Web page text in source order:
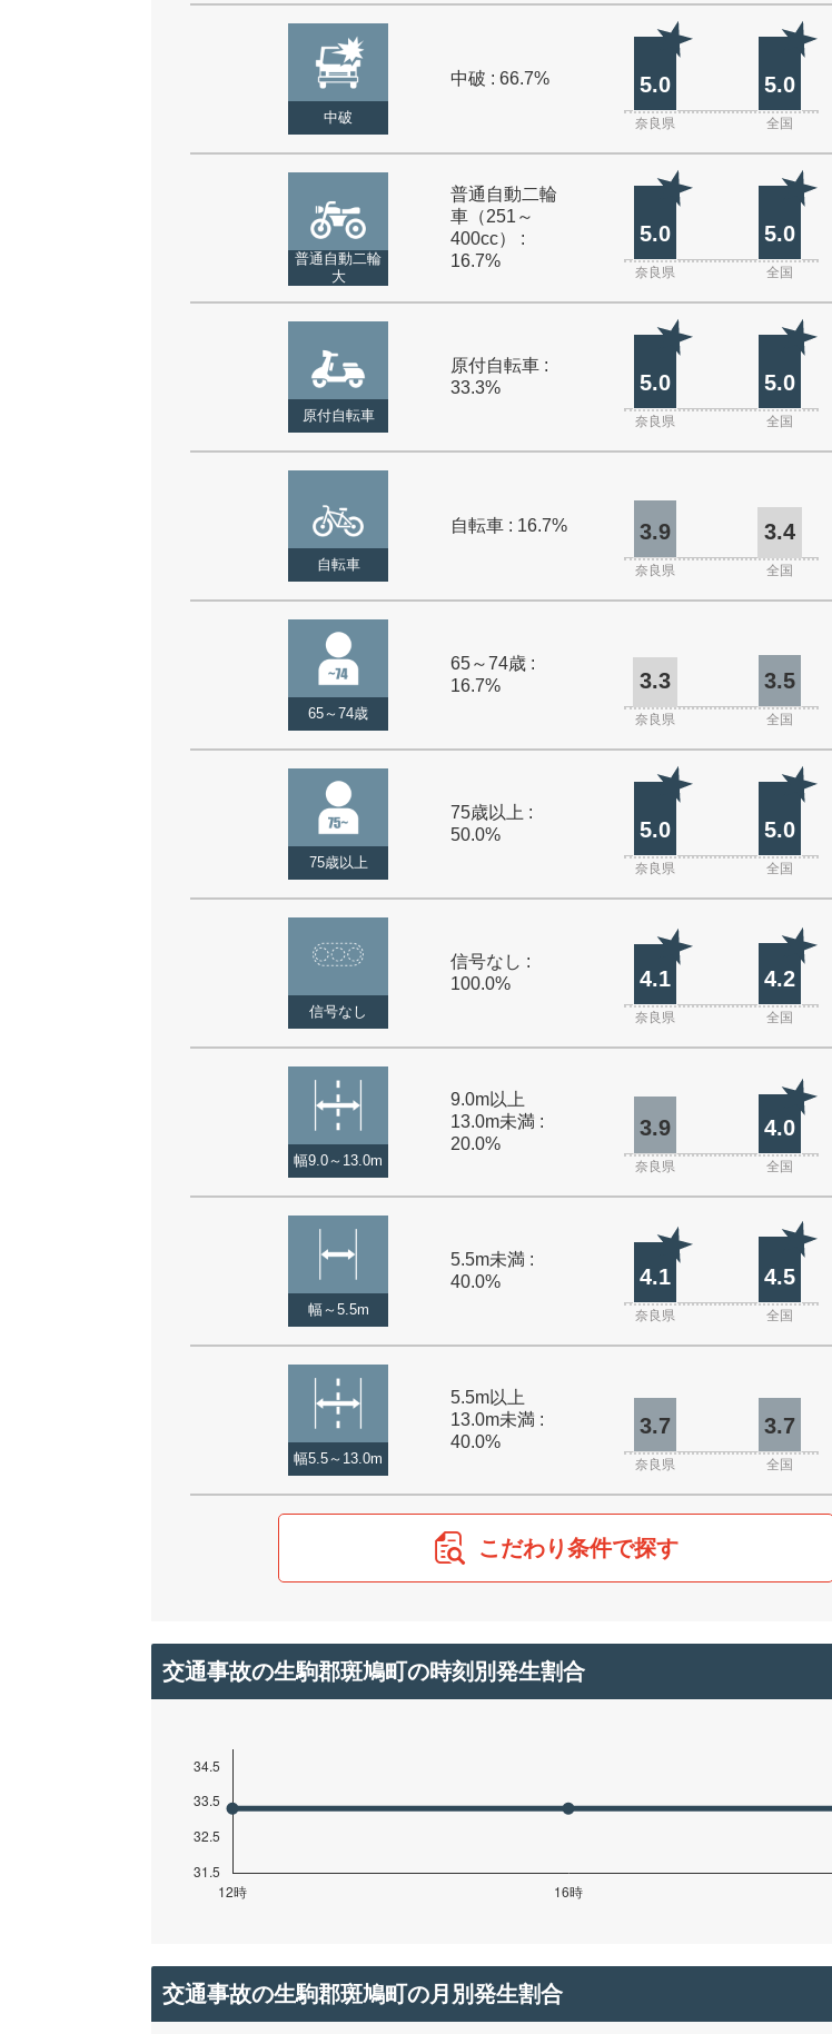
中破
中破 : 66.7% 5.0 5.0
奈良県 全国
普通自動二輪
大
普通自動二輪
車（251～
400cc） :
16.7%
5.0 5.0
奈良県 全国
原付自転車
原付自転車 :
33.3%
5.0 5.0
奈良県 全国
自転車
自転車 : 16.7% 3.9 3.4
奈良県 全国
65～74歳
65～74歳 :
16.7%
3.3 3.5
奈良県 全国
75歳以上
75歳以上 :
50.0%
5.0 5.0
奈良県 全国
信号なし
信号なし :
100.0%
4.1 4.2
奈良県 全国
幅9.0～13.0m
9.0m以上
13.0m未満 :
20.0%
3.9 4.0
奈良県 全国
幅～5.5m
5.5m未満 :
40.0%
4.1 4.5
奈良県 全国
幅5.5～13.0m
5.5m以上
13.0m未満 :
40.0%
3.7 3.7
奈良県 全国
こだわり条件で探す
交通事故の生駒郡斑鳩町の時刻別発生割合
交通事故の生駒郡斑鳩町の月別発生割合